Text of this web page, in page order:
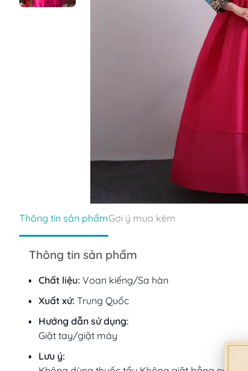
Thông tin sản phẩmGợi ý mua kèm
Thông tin sản phẩm
Chất liệu: Voan kiếng/Sa hàn
Xuất xứ: Trung Quốc
Hướng dẫn sử dụng:
Giặt tay/giặt máy
Lưu ý: